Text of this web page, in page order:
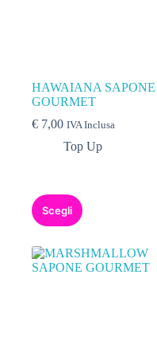
HAWAIANA SAPONE
GOURMET
€ 7,00 IVA Inclusa
Top Up
Scegli